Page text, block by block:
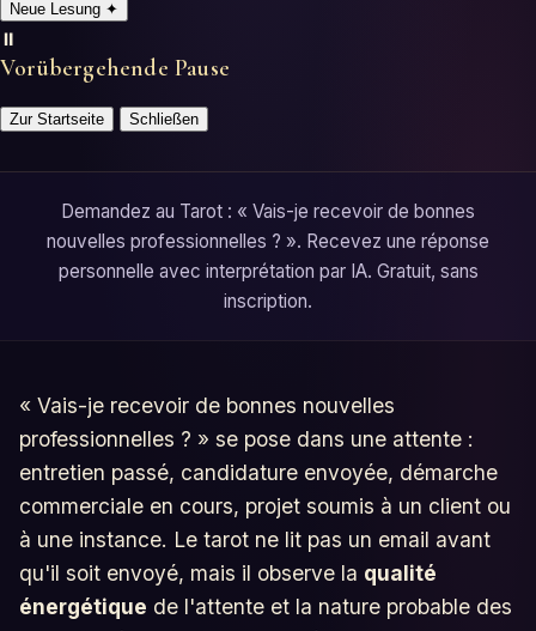
Neue Lesung ✦
⏸️
Vorübergehende Pause
Zur Startseite Schließen
Demandez au Tarot : « Vais-je recevoir de bonnes
nouvelles professionnelles ? ». Recevez une réponse
personnelle avec interprétation par IA. Gratuit, sans
inscription.
« Vais-je recevoir de bonnes nouvelles
professionnelles ? » se pose dans une attente :
entretien passé, candidature envoyée, démarche
commerciale en cours, projet soumis à un client ou
à une instance. Le tarot ne lit pas un email avant
qu'il soit envoyé, mais il observe la qualité
énergétique de l'attente et la nature probable des